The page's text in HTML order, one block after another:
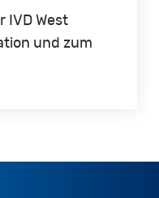
IVD West
und zum